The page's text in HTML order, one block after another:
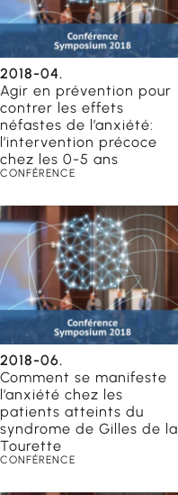
2018-04.
Agir en prévention pour
contrer les effets
néfastes de l’anxiété:
l’intervention précoce
chez les 0-5 ans
CONFÉRENCE
2018-06.
Comment se manifeste
l’anxiété chez les
patients atteints du
syndrome de Gilles de la
Tourette
CONFÉRENCE